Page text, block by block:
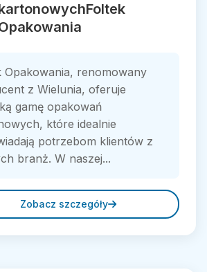
Opakowania, renomowany
z Wielunia, oferuje
gamę opakowań
które idealnie
potrzebom klientów z
branż. W naszej...
Zobacz szczegóły